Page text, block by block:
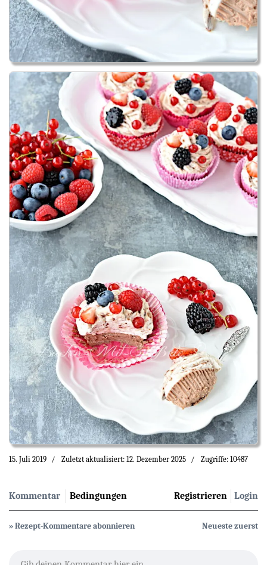
15. Juli 2019 Zuletzt aktualisiert: 12. Dezember 2025 Zugriffe: 10487
Kommentar Bedingungen Login
Registrieren
» Rezept-Kommentare abonnieren Neueste zuerst